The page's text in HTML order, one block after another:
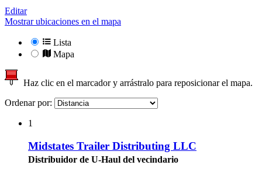
Editar
Mostrar ubicaciones en el mapa
Lista
Mapa
Haz clic en el marcador y arrástralo para reposicionar el mapa.
Ordenar por:
1
Midstates Trailer Distributing LLC
Distribuidor de U-Haul del vecindario